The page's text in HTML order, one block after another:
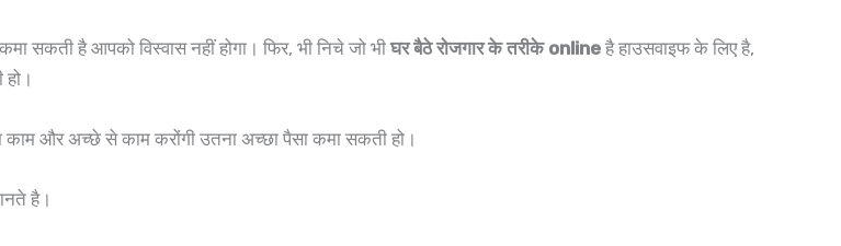
सकती है आपको विस्वास नहीं होगा। फिर, भी निचे जो भीघर बैठे रोजगार के तरीके online है हाउसवाइफ के लिए है,
और अच्छे से काम करोंगी उतना अच्छा पैसा कमा सकती हो।
है।